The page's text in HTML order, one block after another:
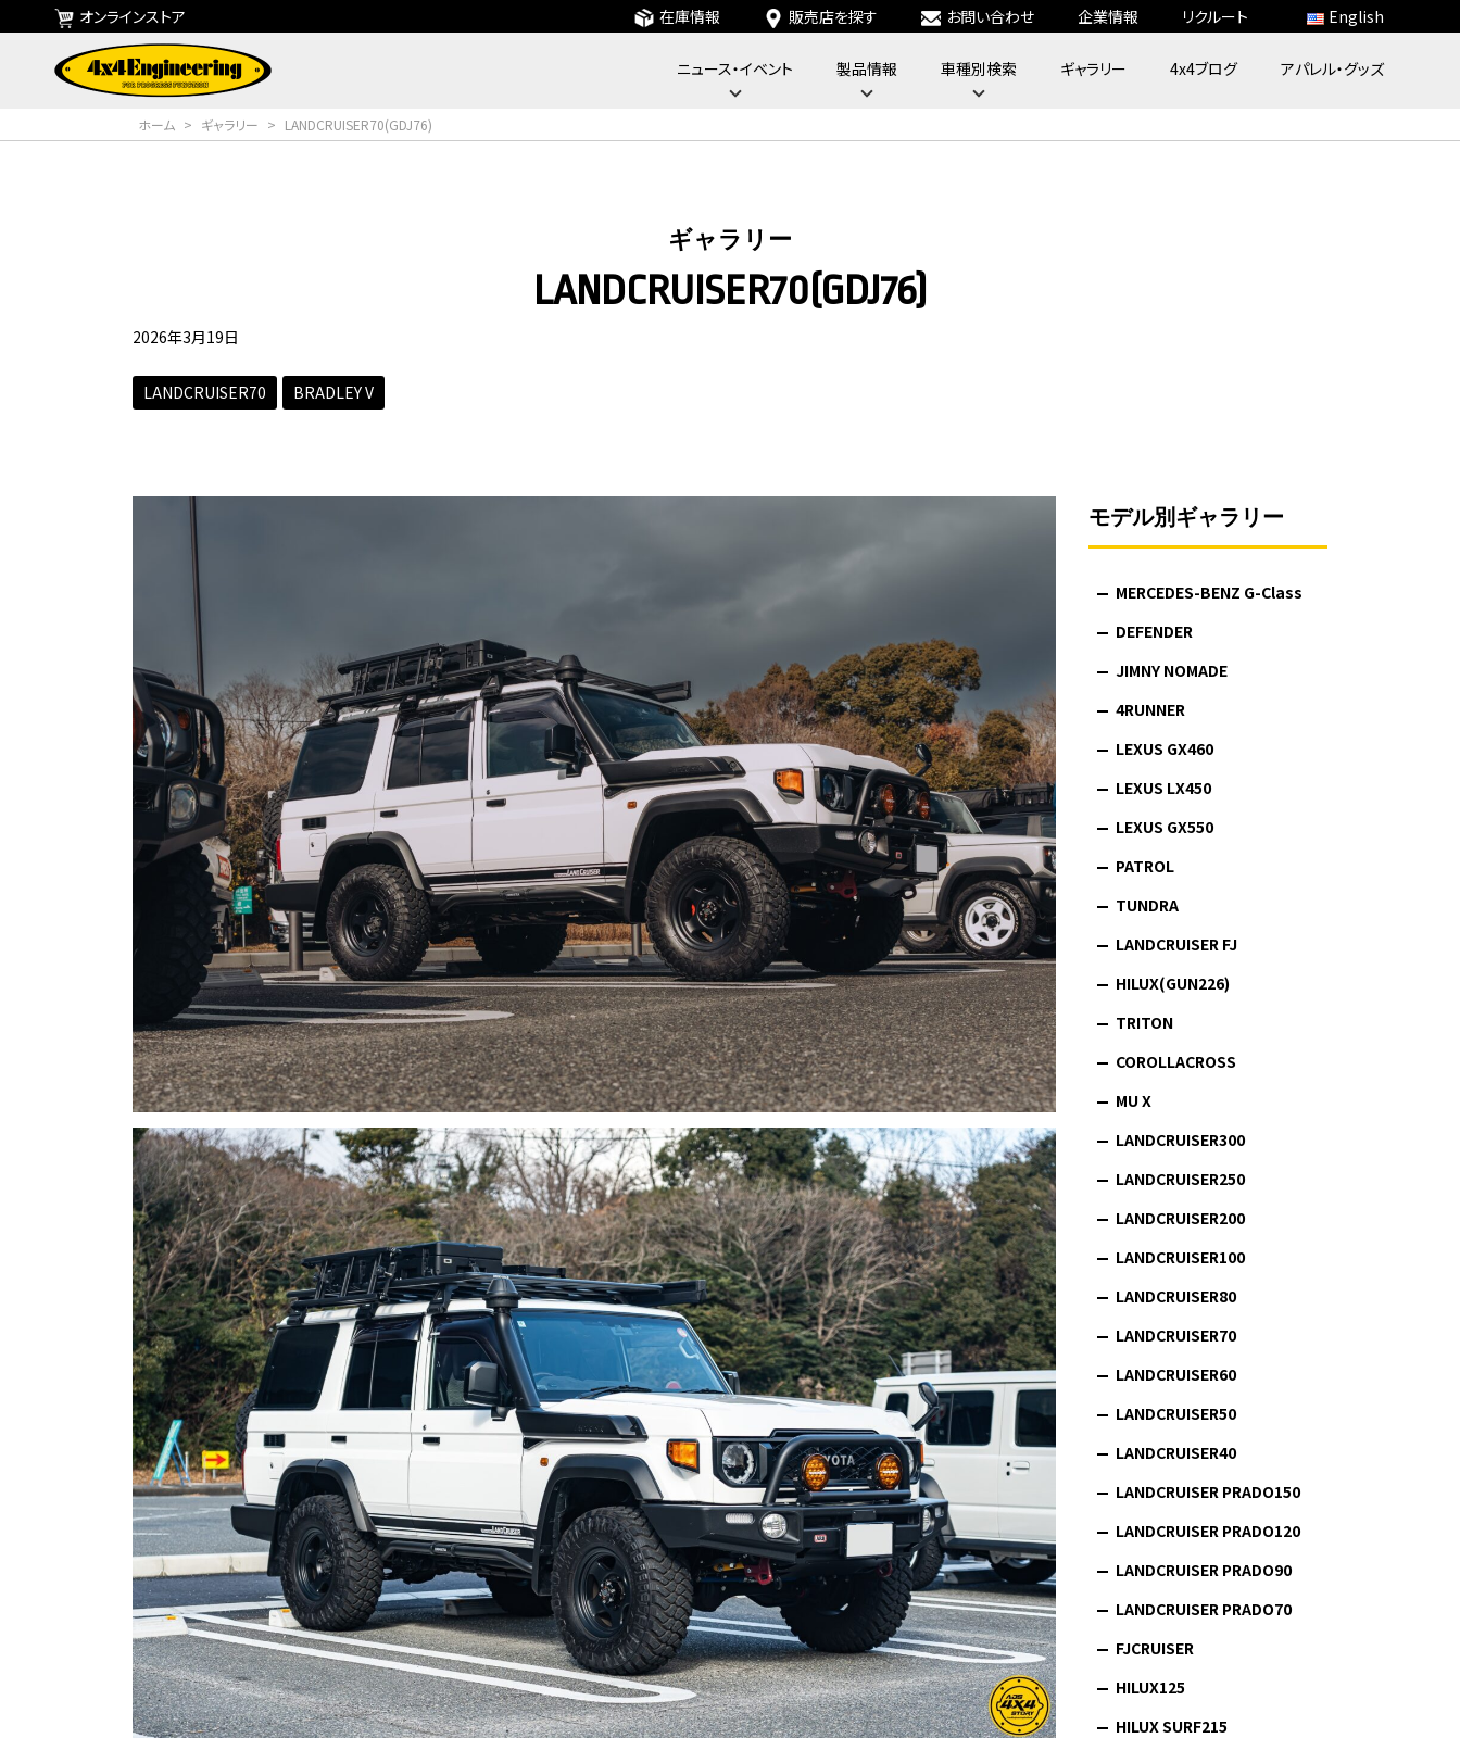
ニュース・イベント 製品情報 車種別検索 ギャラリー 4x4ブログ アパレル・グッズ
オンラインストア 在庫情報 販売店を探す お問い合わせ 企業情報 リクルート English
ホーム > ギャラリー > LANDCRUISER70(GDJ76)
ギャラリー
LANDCRUISER70(GDJ76)
2026年3月19日
LANDCRUISER70 BRADLEY V
モデル別ギャラリー
MERCEDES-BENZ G-Class
DEFENDER
JIMNY NOMADE
4RUNNER
LEXUS GX460
LEXUS LX450
LEXUS GX550
PATROL
TUNDRA
LANDCRUISER FJ
HILUX(GUN226)
TRITON
COROLLACROSS
MU X
LANDCRUISER300
LANDCRUISER250
LANDCRUISER200
LANDCRUISER100
LANDCRUISER80
LANDCRUISER70
LANDCRUISER60
LANDCRUISER50
LANDCRUISER40
LANDCRUISER PRADO150
LANDCRUISER PRADO120
LANDCRUISER PRADO90
LANDCRUISER PRADO70
FJCRUISER
HILUX125
HILUX SURF215